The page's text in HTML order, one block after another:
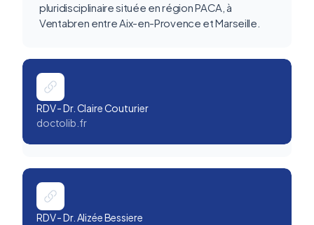
pluridisciplinaire située en région PACA, à
Ventabren entre Aix-en-Provence et Marseille.
RDV - Dr. Claire Couturier
doctolib.fr
RDV - Dr. Alizée Bessiere